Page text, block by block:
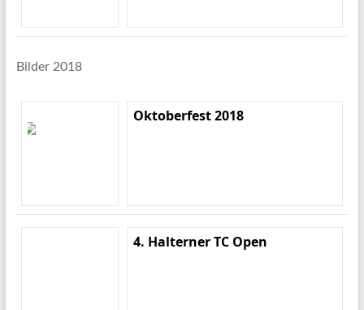
Bilder 2018
Oktoberfest 2018
4. Halterner TC Open